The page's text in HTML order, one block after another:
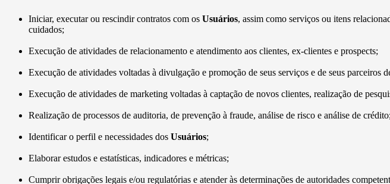
Iniciar, executar ou rescindir contratos com os Usuários, assim como serviços ou itens
cuidados;
Execução de atividades de relacionamento e atendimento aos clientes, ex-clientes e prospects;
Execução de atividades voltadas à divulgação e promoção de seus serviços e de seus parceiros
Execução de atividades de marketing voltadas à captação de novos clientes, realização de
Realização de processos de auditoria, de prevenção à fraude, análise de risco e análise de crédito;
Identificar o perfil e necessidades dos Usuários;
Elaborar estudos e estatísticas, indicadores e métricas;
Cumprir obrigações legais e/ou regulatórias e atender às determinações de autoridades